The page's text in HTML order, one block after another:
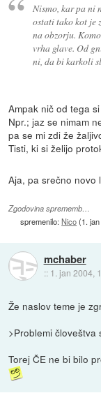
Nismo, kar pa ni
ostati tako kot je
na obzorju.
vrha glave. Od
ni, da bi karkoli
Ampak nič od tega
Npr.; jaz se nimam
pa se mi zdi že
Tisti, ki si želijo
Aja, pa srečno novo
Zgodovina sprememb…
spremenilo:Nico(1.
mchaber
:: 1. jan 2004,
Že naslov teme je
>Problemi
Torej ČE ne bi bilo